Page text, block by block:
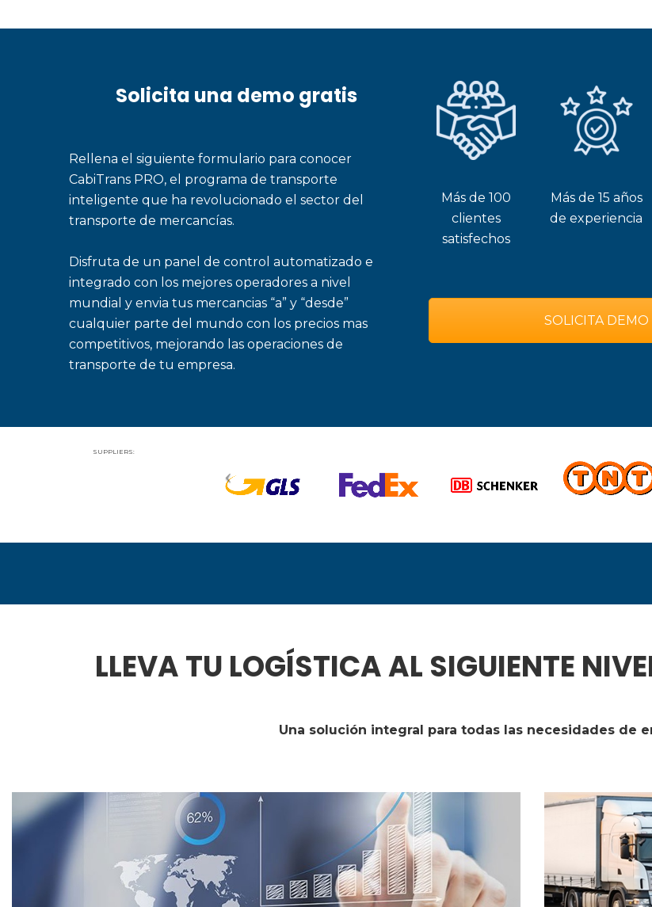
Solicita una demo gratis
Rellena el siguiente formulario para conocer
CabiTrans PRO, el programa de transporte
inteligente que ha revolucionado el sector del
transporte de mercancías.
Disfruta de un panel de control automatizado e
integrado con los mejores operadores a nivel
mundial y envia tus mercancias “a” y “desde”
cualquier parte del mundo con los precios mas
competitivos, mejorando las operaciones de
transporte de tu empresa.
Más de 100
clientes
satisfechos
Más de 15 años
de experiencia
SOLICITA DEMO
SUPPLIERS:
LLEVA TU LOGÍSTICA AL SIGUIENTE
Una solución integral para todas las necesidades de